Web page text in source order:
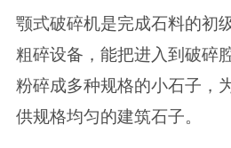
颚式破碎机是完成石料的初
粗碎设备，能把进入到破碎
粉碎成多种规格的小石子，
供规格均匀的建筑石子。